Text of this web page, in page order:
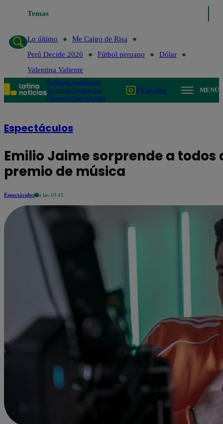
TemasLo último
Lo último
Me Caigo de Risa
Perú Decide 2026
Fútbol peruano
Dólar
Valentina Valiente
PolíticaLimaMundo
Te ayudoTendencias
DeportesEspectáculos
TV en vivo MENÚ
Espectáculos
Emilio Jaime sorprende a
premio de música
Espectáculos a las 10:41